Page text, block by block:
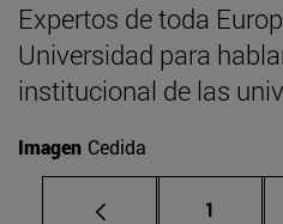
Expertos de toda
Universidad para
institucional de las
Imagen Cedida
Página
1